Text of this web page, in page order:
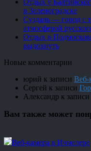
в Зеленоградске
Суздаль — город с
атмосферой
Отдых в
выдохнуть
Новые комментарии
юрий к записи Веб-
Сергей к записи
Александр к записи
Вам также может
Веб-камера в Ичмелере